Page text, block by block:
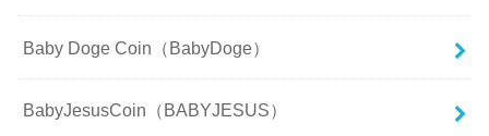
Baby Doge Coin（BabyDoge）
BabyJesusCoin（BABYJESUS）